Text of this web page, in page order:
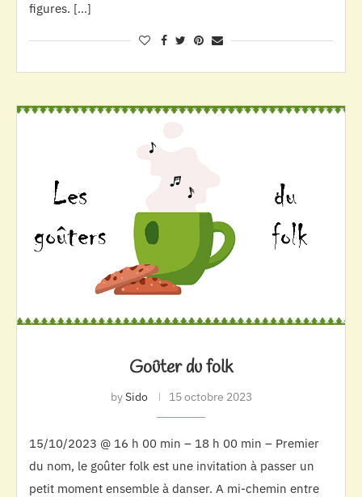
figures. […]
Goûter du folk
bySido 15 octobre 2023
15/10/2023 @ 16 h 00 min – 18 h 00 min – Premier
du nom, le goûter folk est une invitation à passer un
petit moment ensemble à danser. A mi-chemin entre